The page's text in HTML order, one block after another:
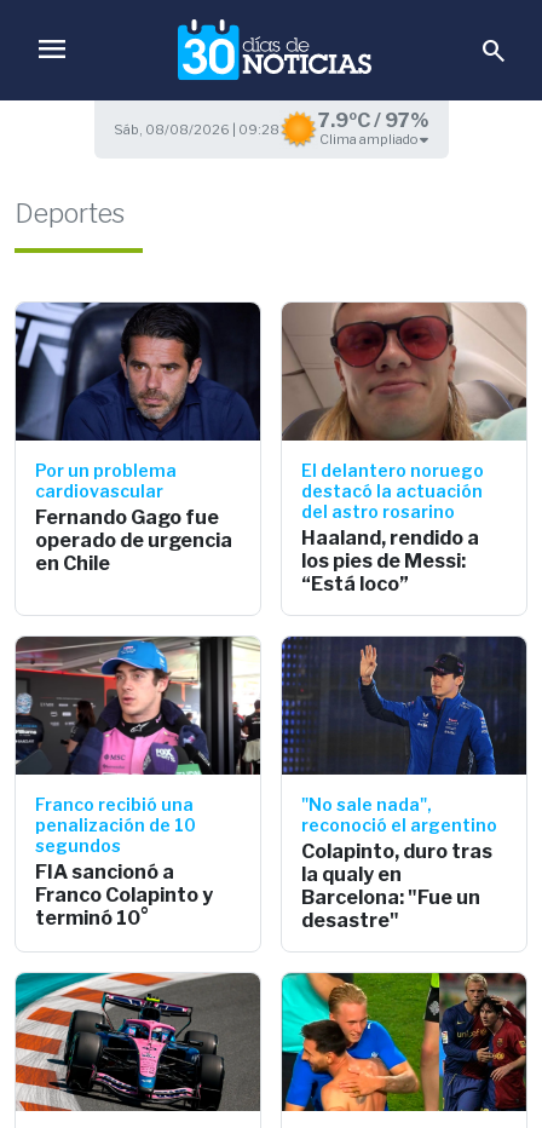
menu search
Sáb, 08/08/2026 | 09:28 7.9ºC / 97%
Clima ampliado
Deportes
Por un problema
cardiovascular
Fernando Gago fue
operado de urgencia
en Chile
El delantero noruego
destacó la actuación
del astro rosarino
Haaland, rendido a
los pies de Messi:
“Está loco”
Franco recibió una
penalización de 10
segundos
FIA sancionó a
Franco Colapinto y
terminó 10°
"No sale nada",
reconoció el argentino
Colapinto, duro tras
la qualy en
Barcelona: "Fue un
desastre"